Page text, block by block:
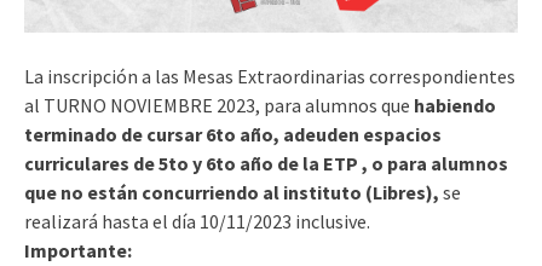
La inscripción a las Mesas Extraordinarias correspondientes
al TURNO NOVIEMBRE 2023, para alumnos que habiendo
terminado de cursar 6to año, adeuden espacios
curriculares de 5to y 6to año de la ETP , o para alumnos
que no están concurriendo al instituto (Libres), se
realizará hasta el día 10/11/2023 inclusive.
Importante: